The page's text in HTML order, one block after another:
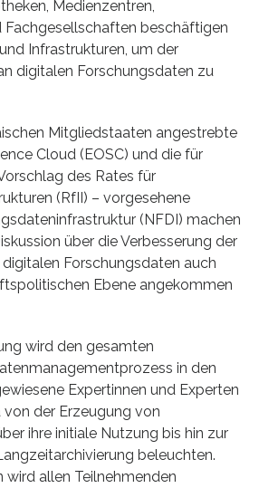
Medienzentren,
Fachgesellschaften beschäftigen
Infrastrukturen, um der
digitalen Forschungsdaten zu
Mitgliedstaaten angestrebte
Cloud (EOSC) und die für
des Rates für
(RfII) – vorgesehene
(NFDI) machen
über die Verbesserung der
Forschungsdaten auch
Ebene angekommen
wird den gesamten
in den
Expertinnen und Experten
der Erzeugung von
ihre initiale Nutzung bis hin zur
beleuchten.
wird allen Teilnehmenden